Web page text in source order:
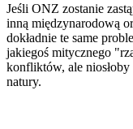
Jeśli ONZ zostanie
inną międzynarodową
dokładnie te same
jakiegoś mitycznego
konfliktów, ale
natury.